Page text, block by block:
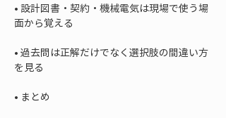
• 設計図書・契約・機械電気は現場で使う場
• 過去問は正解だけでなく選択肢の間違い方
• まとめ